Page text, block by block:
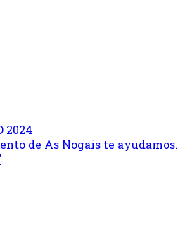
2024
de As Nogais te ayudamos.